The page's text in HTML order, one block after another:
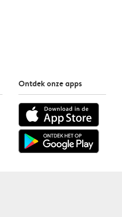
Ontdek onze apps